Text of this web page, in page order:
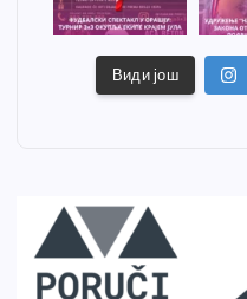
Види још